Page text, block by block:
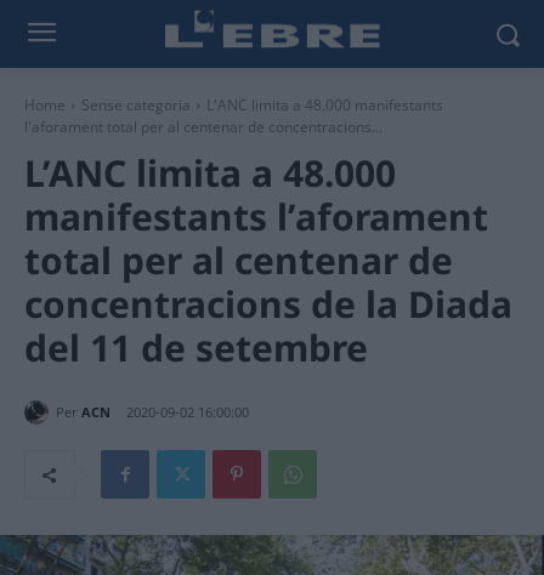
Home Sense categoria
L'ANC limita a 48.000 manifestants
l'aforament total per al centenar de concentracions...
L’ANC limita a 48.000
manifestants l’aforament
total per al centenar de
concentracions de la Diada
del 11 de setembre
Per ACN 2020-09-02 16:00:00